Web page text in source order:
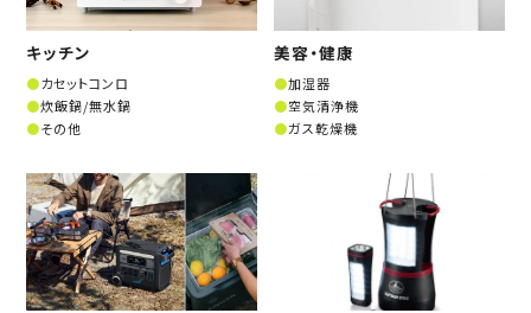
キッチン
カセットコンロ
炊飯鍋/無水鍋
その他
美容・健康
加湿器
空気清浄機
ガス乾燥機